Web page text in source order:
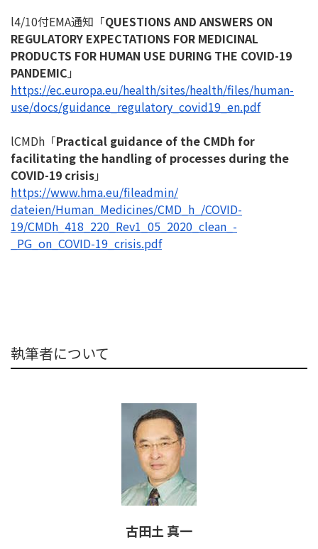
l4/10付EMA通知「QUESTIONS AND ANSWERS ON
REGULATORY EXPECTATIONS FOR MEDICINAL
PRODUCTS FOR HUMAN USE DURING THE COVID-19
PANDEMIC 」
https://ec.europa.eu/health/sites/health/files/human-
use/docs/guidance_regulatory_ covid19_en.pdf
lCMDh「Practical guidance of the CMDh for
facilitating the handling of processes during the
COVID-19 crisis」
https://www.hma.eu/fileadmin/
dateien/Human_Medicines/CMD_h_ /COVID-
19/CMDh_418_220_Rev1_ 05_2020_clean_-
_PG_on_COVID-19_crisis.pdf
執筆者について
古田土 真一